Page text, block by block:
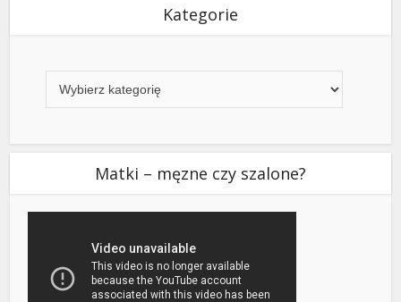
Kategorie
Matki – męzne czy szalone?